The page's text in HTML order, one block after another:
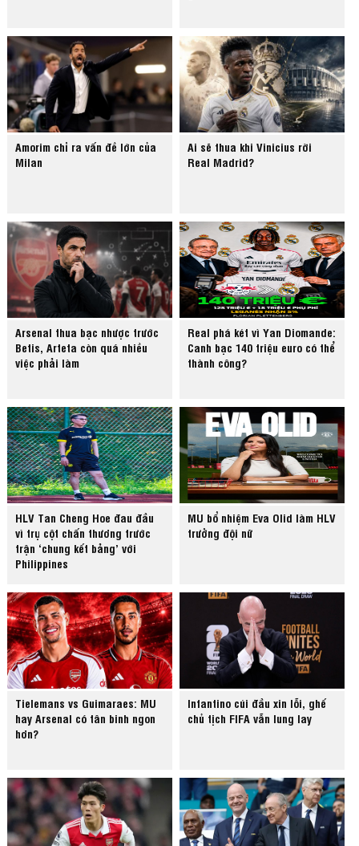
Amorim chỉ ra vấn đề lớn của
Milan
Ai sẽ thua khi Vinicius rời
Real Madrid?
Arsenal thua bạc nhược trước
Betis, Arteta còn quá nhiều
việc phải làm
Real phá két vì Yan Diomande:
Canh bạc 140 triệu euro có thể
thành công?
HLV Tan Cheng Hoe đau đầu
vì trụ cột chấn thương trước
trận ‘chung kết bảng’ với
Philippines
MU bổ nhiệm Eva Olid làm HLV
trưởng đội nữ
Tielemans vs Guimaraes: MU
hay Arsenal có tân binh ngon
hơn?
Infantino cúi đầu xin lỗi, ghế
chủ tịch FIFA vẫn lung lay